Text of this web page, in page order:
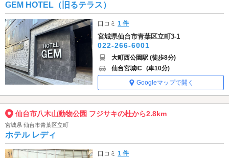
GEM HOTEL（旧るテラス）
口コミ1 件
宮城県仙台市青葉区立町3-1
022-266-6001
大町西公園駅 (徒歩8分)
仙台宮城IC (車10分)
Googleマップで開く
仙台市八木山動物公園 フジサキの杜から2.8km
宮城県 仙台市青葉区立町
ホテル レディ
口コミ1 件